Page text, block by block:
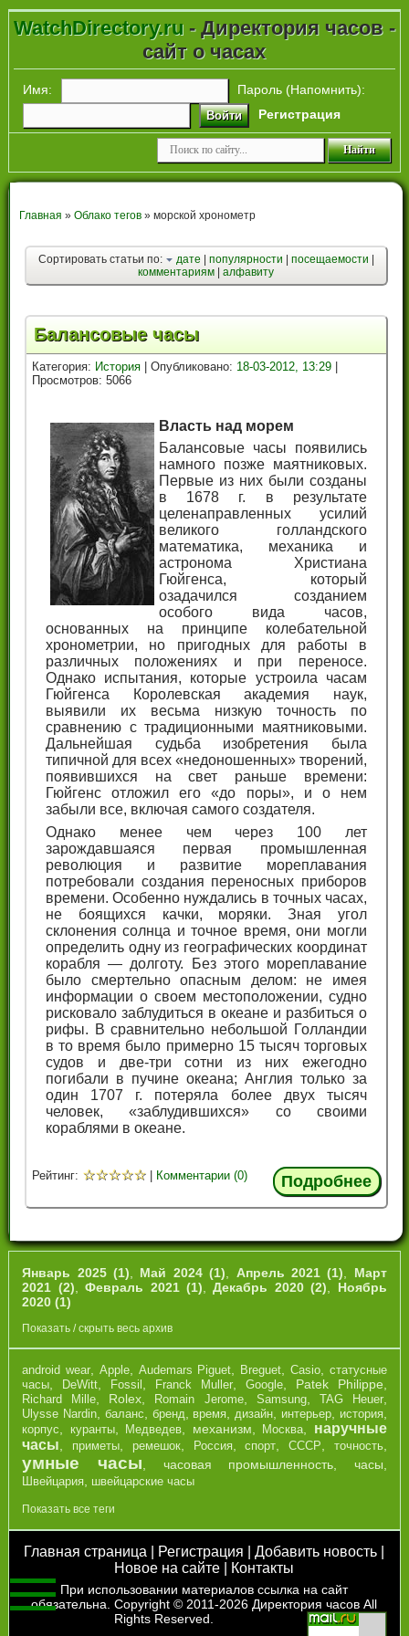
WatchDirectory.ru- Директория часов -
сайт о часах
Имя: Пароль (Напомнить):
Войти Регистрация
Главная » Облако тегов» морской хронометр
Сортировать статьи по: дате| популярности посещаемости
комментариям |алфавиту
Балансовые часы
Категория: История | Опубликовано: 18-03-2012, 13:29
Просмотров: 5066
Власть над морем
Балансовые часы появились
намного позже маятниковых.
Первые из них были созданы
в 1678 г. в результате
целенаправленных усилий
великого голландского
математика, механика и
астронома Христиана
Гюйгенса, который
озадачился созданием
особого вида часов,
основанных на принципе колебательной
хронометрии, но пригодных для работы в
различных положениях и при переносе.
Однако испытания, которые устроила часам
Гюйгенса Королевская академия наук,
выявили их весьма низкую точность по
сравнению с традиционными маятниковыми.
Дальнейшая судьба изобретения была
типичной для всех «недоношенных» творений,
появившихся на свет раньше времени:
Гюйгенс отложил его «до поры», и о нем
забыли все, включая самого создателя.
Однако менее чем через 100 лет
зарождавшаяся первая промышленная
революция и развитие мореплавания
потребовали создания переносных приборов
времени. Особенно нуждались в точных часах,
не боящихся качки, моряки. Зная угол
склонения солнца и точное время, они могли
определить одну из географических координат
корабля — долготу. Без этого мореплавание
было смертельно опасным делом: не имея
информации о своем местоположении, судно
рисковало заблудиться в океане и разбиться о
рифы. В сравнительно небольшой Голландии
в то время было примерно 15 тысяч торговых
судов и две-три сотни из них ежегодно
погибали в пучине океана; Англия только за
один 1707 г. потеряла более двух тысяч
человек, «заблудившихся» со своими
кораблями в океане.
Рейтинг: ☆☆☆☆☆ Комментарии (0) Подробнее
Январь 2025 (1) Май 2024 (1) Апрель 2021 (1)
Март
2021 (2) ,Февраль 2021 (1) ,Декабрь 2020 (2)
Ноябрь
2020 (1)
Показать / скрыть весь архив
android wear, Apple, Audemars Piguet, Breguet, Casio, cтатусные
часы, DeWitt, Fossil , Franck Muller, Google, Patek Philippe,
Richard Mille, Rolex, Romain Jerome, Samsung, TAG Heuer,
Ulysse Nardin, баланс, бренд, время,дизайн, интерьер, история,
корпус, куранты, Медведев, механизм, Москва, наручные
часы, приметы, ремешок, Россия,спорт, СССР, точность,
умные часы, часовая промышленность, часы,
Швейцария, швейцарские часы
Показать все теги
Главная страница Регистрация |Добавить новость
Новое на сайте
Контакты
При использовании материалов ссылка на сайт
обязательна. Copyright © 2011-2026Директория часов All
Rights Reserved.